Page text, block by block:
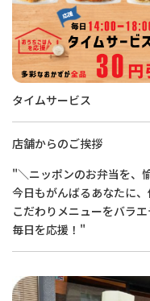
タイムサービス
店舗からのご挨拶
"＼ニッポンのお弁当を、
今日もがんばるあなたに、
こだわりメニューをバラ
毎日を応援！"